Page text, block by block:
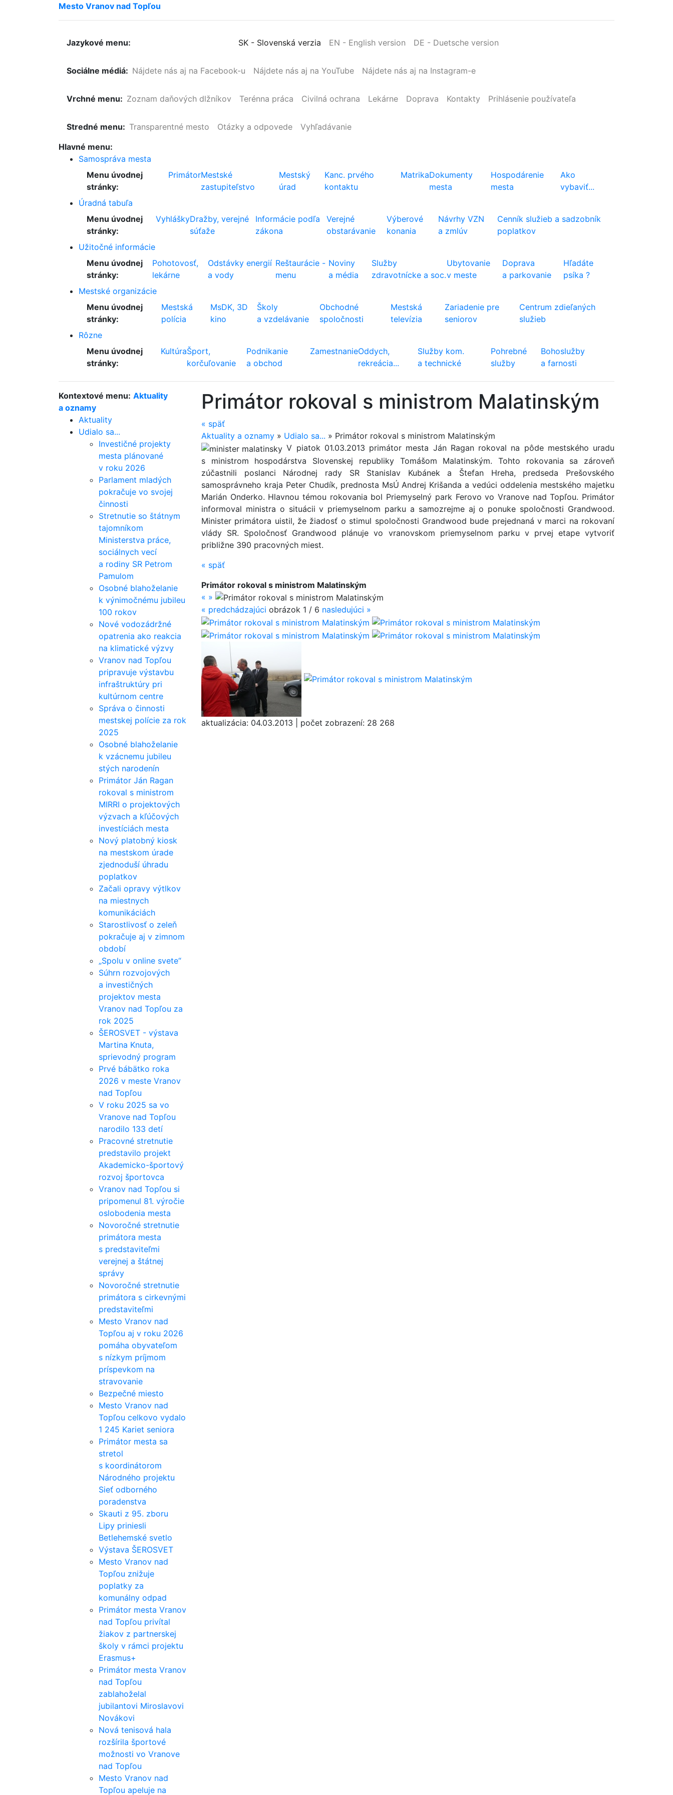
Mesto Vranov nad Topľou
Jazykové menu: SK - Slovenská verzia EN - English version DE - Duetsche version
Sociálne médiá: Nájdete nás aj na Facebook-u Nájdete nás aj na YouTube Nájdete nás aj na Instagram-e
Vrchné menu: Zoznam daňových dlžníkov Terénna práca Civilná ochrana Lekárne Doprava Kontakty Prihlásenie používateľa
Stredné menu: Transparentné mesto Otázky a odpovede
Vyhľadávanie
Hlavné menu:
Samospráva mesta
Menu úvodnej
stránky:
PrimátorMestské
zastupiteľstvo
Mestský
úrad
Kanc. prvého
kontaktu
MatrikaDokumenty
mesta
Hospodárenie
mesta
Ako
vybaviť...
Úradná tabuľa
Menu úvodnej
stránky:
VyhláškyDražby, verejné
súťaže
Informácie podľa
zákona
Verejné
obstarávanie
Výberové
konania
Návrhy VZN
a zmlúv
Cenník služieb a sadzobník
poplatkov
Užitočné informácie
Menu úvodnej
stránky:
Pohotovosť,
lekárne
Odstávky energií
a vody
Reštaurácie -
menu
Noviny
a média
Služby
zdravotnícke a soc.
Ubytovanie
v meste
Doprava
a parkovanie
Hľadáte
psíka ?
Mestské organizácie
Menu úvodnej
stránky:
Mestská
polícia
MsDK, 3D
kino
Školy
a vzdelávanie
Obchodné
spoločnosti
Mestská
televízia
Zariadenie pre
seniorov
Centrum zdieľaných
služieb
Rôzne
Menu úvodnej
stránky:
KultúraŠport,
korčuľovanie
Podnikanie
a obchod
ZamestnanieOddych,
rekreácia...
Služby kom.
a technické
Pohrebné
služby
Bohoslužby
a farnosti
Kontextové menu: Aktuality
a oznamy
Aktuality
Udialo sa...
Investičné projekty
mesta plánované
v roku 2026
Parlament mladých
pokračuje vo svojej
činnosti
Stretnutie so štátnym
tajomníkom
Ministerstva práce,
sociálnych vecí
a rodiny SR Petrom
Pamulom
Osobné blahoželanie
k výnimočnému jubileu
100 rokov
Nové vodozádržné
opatrenia ako reakcia
na klimatické výzvy
Vranov nad Topľou
pripravuje výstavbu
infraštruktúry pri
kultúrnom centre
Správa o činnosti
mestskej polície za rok
2025
Osobné blahoželanie
k vzácnemu jubileu
stých narodenín
Primátor Ján Ragan
rokoval s ministrom
MIRRI o projektových
výzvach a kľúčových
investíciách mesta
Nový platobný kiosk
na mestskom úrade
zjednoduší úhradu
poplatkov
Začali opravy výtlkov
na miestnych
komunikáciách
Starostlivosť o zeleň
pokračuje aj v zimnom
období
„Spolu v online svete“
Súhrn rozvojových
a investičných
projektov mesta
Vranov nad Topľou za
rok 2025
ŠEROSVET - výstava
Martina Knuta,
sprievodný program
Prvé bábätko roka
2026 v meste Vranov
nad Topľou
V roku 2025 sa vo
Vranove nad Topľou
narodilo 133 detí
Pracovné stretnutie
predstavilo projekt
Akademicko-športový
rozvoj športovca
Vranov nad Topľou si
pripomenul 81. výročie
oslobodenia mesta
Novoročné stretnutie
primátora mesta
s predstaviteľmi
verejnej a štátnej
správy
Novoročné stretnutie
primátora s cirkevnými
predstaviteľmi
Mesto Vranov nad
Topľou aj v roku 2026
pomáha obyvateľom
s nízkym príjmom
príspevkom na
stravovanie
Bezpečné miesto
Mesto Vranov nad
Topľou celkovo vydalo
1 245 Kariet seniora
Primátor mesta sa
stretol
s koordinátorom
Národného projektu
Sieť odborného
poradenstva
Skauti z 95. zboru
Lipy priniesli
Betlehemské svetlo
Výstava ŠEROSVET
Mesto Vranov nad
Topľou znižuje
poplatky za
komunálny odpad
Primátor mesta Vranov
nad Topľou privítal
žiakov z partnerskej
školy v rámci projektu
Erasmus+
Primátor mesta Vranov
nad Topľou
zablahoželal
jubilantovi Miroslavovi
Novákovi
Nová tenisová hala
rozšírila športové
možnosti vo Vranove
nad Topľou
Mesto Vranov nad
Topľou apeluje na
Primátor rokoval s ministrom Malatinským
« späť
Aktuality a oznamy » Udialo sa... » Primátor rokoval s ministrom Malatinským
V piatok 01.03.2013 primátor mesta Ján Ragan rokoval na pôde mestského uradu
s ministrom hospodárstva Slovenskej republiky Tomášom Malatinským. Tohto rokovania sa zároveň
zúčastnili poslanci Národnej rady SR Stanislav Kubánek a Štefan Hreha, predseda Prešovského
samosprávneho kraja Peter Chudík, prednosta MsÚ Andrej Krišanda a vedúci oddelenia mestského majetku
Marián Onderko. Hlavnou témou rokovania bol Priemyselný park Ferovo vo Vranove nad Topľou. Primátor
informoval ministra o situácii v priemyselnom parku a samozrejme aj o ponuke spoločnosti Grandwood.
Minister primátora uistil, že žiadosť o stimul spoločnosti Grandwood bude prejednaná v marci na rokovaní
vlády SR. Spoločnosť Grandwood plánuje vo vranovskom priemyselnom parku v prvej etape vytvoriť
približne 390 pracovných mi­est.
« späť
Primátor rokoval s ministrom Malatinským
« »
« predchádzajúci obrázok 1 / 6 nasledujúci »
aktualizácia: 04.03.2013 počet zobrazení: 28 268